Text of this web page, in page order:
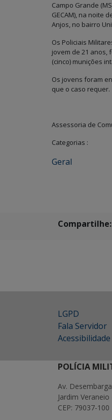
Campo Grande
GECAM), na noite
Anjos, no bairro
Os Policiais
jovem de 21 anos,
(cinco) munições
Os jovens foram
que o caso requer.
Assessoria de
Categorias :
Geral
Compartilhe:
LGPD
Fala Servidor
Acessibilidade
POLÍCIA
Av.
Jardim
CEP: 79037-100